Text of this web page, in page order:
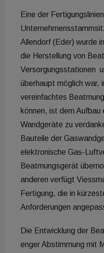
Eine der
Allendorf (Eder) wurde
die Herstellung von
Versorgungsstationen
überhaupt möglich war,
vereinfachtes
können, ist dem Aufbau
Wandgeräte zu
Bauteile der
elektronische Gas-
Beatmungsgerät
anderen verfügt
Fertigung, die in
Anforderungen
Die Entwicklung der
enger Abstimmung mit